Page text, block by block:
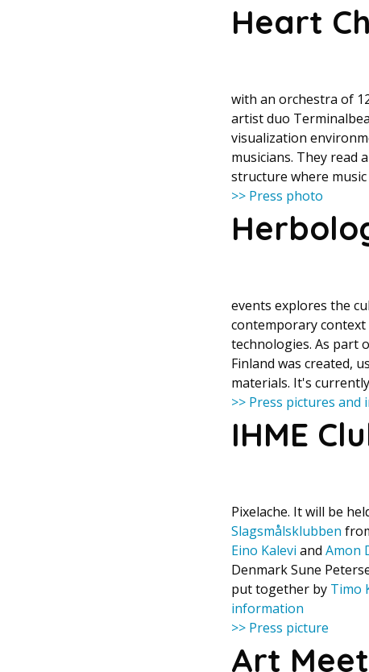
Heart
with an orchestra of
artist duo
visualization
musicians. They read
structure where
>> Press photo
events explores the
contemporary
technologies. As part
Finland was created,
materials. It's
>> Press pictures and
IHME
Pixelache. It will be
Slagsmålsklubben
Eino Kalevi and Amon
Denmark Sune
put together by Timo
information
>> Press picture
Art